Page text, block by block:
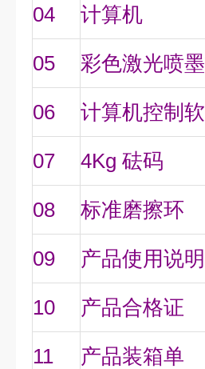
04 计算机
05 彩色激光喷
06 计算机控制
07 4Kg 砝码
08 标准磨擦环
09 产品使用说
10 产品合格证
11 产品装箱单